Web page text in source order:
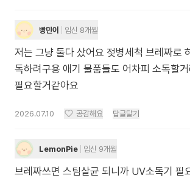
빵민이 임신 8개월
저는 그냥 둘다 샀어요 젖병세척 브레짜로
독하려구용 애기 물품들도 어차피 소독할
필요할거같아요
2026.07.10 공감해요 답글달기
LemonPie 임신 9개월
브레짜쓰면 스팀살균 되니까 UV소독기 필